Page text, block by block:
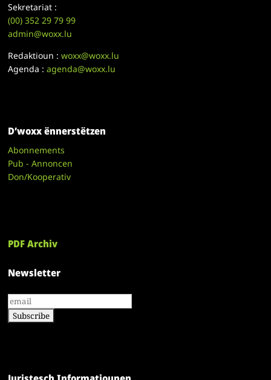
Sekretariat :
(00)352 29 79 99
admin@woxx.lu
Redaktioun :woxx@woxx.lu
Agenda :agenda@woxx.lu
D’woxx ënnerstëtzen
Abonnements
Pub - Annoncen
Don/Kooperativ
PDF Archiv
Newsletter